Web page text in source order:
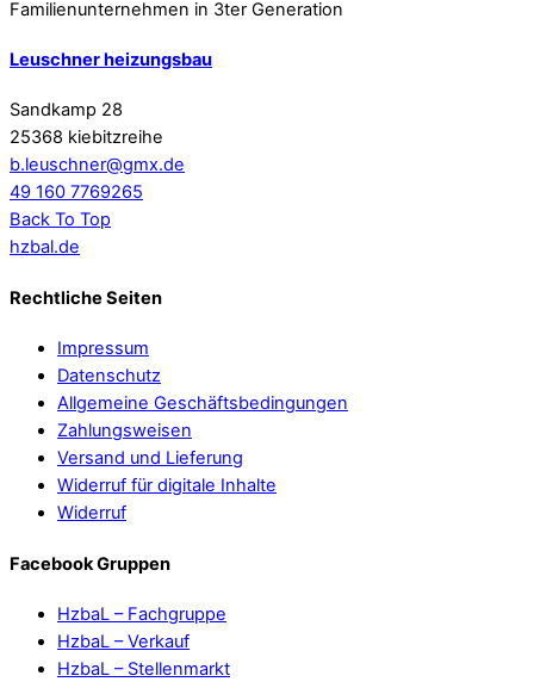
Familienunternehmen in 3ter Generation
Leuschner heizungsbau
Sandkamp 28
25368 kiebitzreihe
b.leuschner@gmx.de
49 160 7769265
Back To Top
hzbal.de
Rechtliche Seiten
Impressum
Datenschutz
Allgemeine Geschäftsbedingungen
Zahlungsweisen
Versand und Lieferung
Widerruf für digitale Inhalte
Widerruf
Facebook Gruppen
HzbaL – Fachgruppe
HzbaL – Verkauf
HzbaL – Stellenmarkt